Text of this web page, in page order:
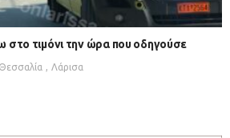
στο τιμόνι την ώρα που οδηγούσε
Θεσσαλία Λάρισα